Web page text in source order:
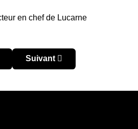
en chef de Lucarne
: Corée du Sud : Jeonbuk en
Article suivant : Corée du
Suivant